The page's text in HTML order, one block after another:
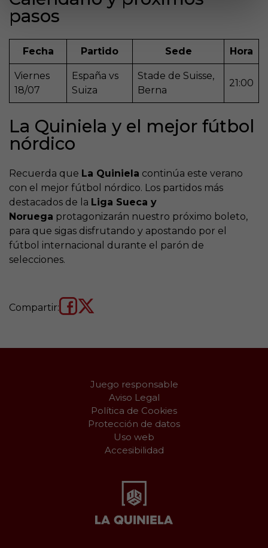
pasos
Fecha Partido Sede Hora
Viernes
18/07
España vs
Suiza
Stade de Suisse,
Berna
21:00
La Quiniela y el mejor fútbol
nórdico
Recuerda que La Quiniela continúa este verano
con el mejor fútbol nórdico. Los partidos más
destacados de la Liga Sueca y
Noruega protagonizarán nuestro próximo boleto,
para que sigas disfrutando y apostando por el
fútbol internacional durante el parón de
selecciones.
Compartir:
Juego responsable
Aviso Legal
Política de Cookies
Protección de datos
Uso web
Accesibilidad